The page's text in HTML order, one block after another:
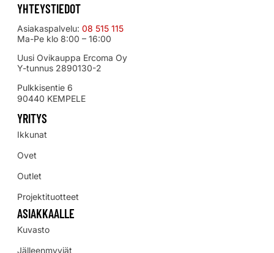
YHTEYSTIEDOT
Asiakaspalvelu: 08 515 115
Ma-Pe klo 8:00 – 16:00
Uusi Ovikauppa Ercoma Oy
Y-tunnus 2890130-2
Pulkkisentie 6
90440 KEMPELE
YRITYS
Ikkunat
Ovet
Outlet
Projektituotteet
ASIAKKAALLE
Kuvasto
Jälleenmyyjät